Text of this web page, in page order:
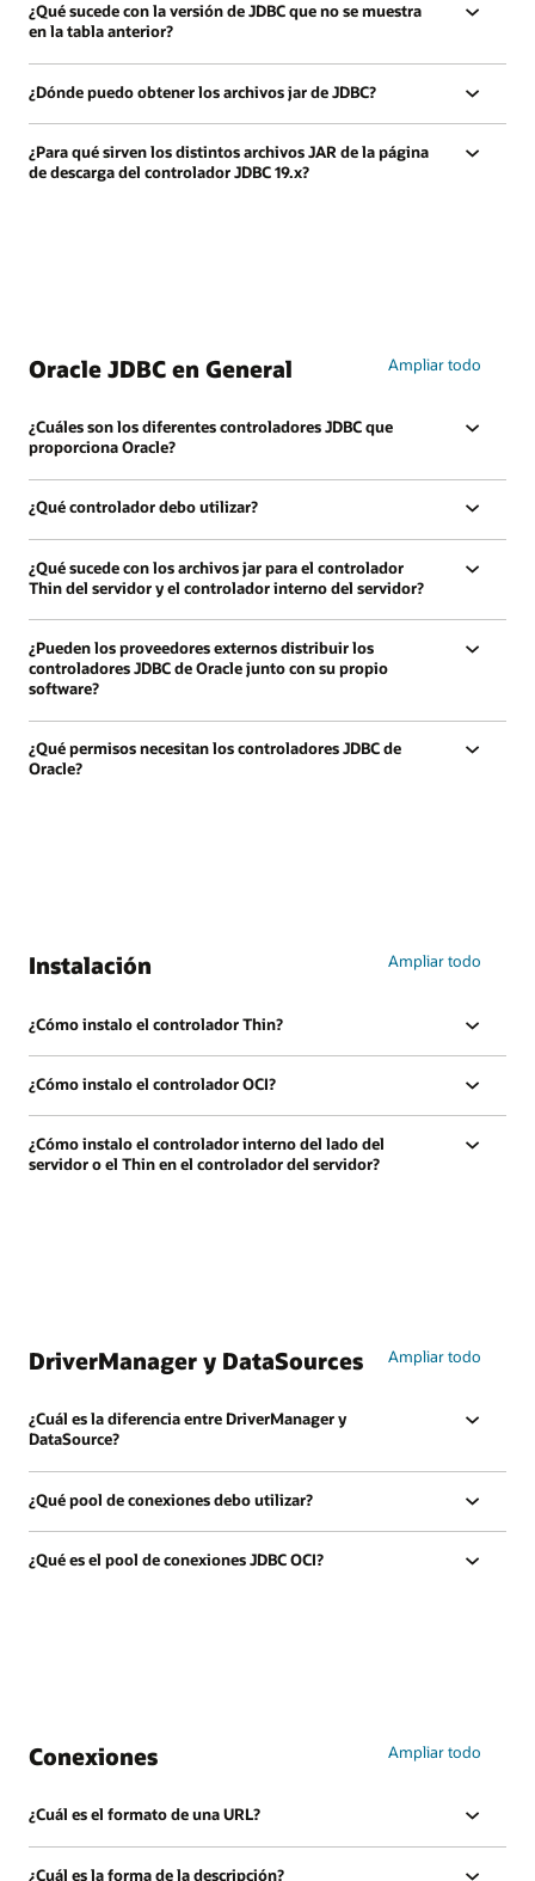
¿Qué sucede con la versión de JDBC que no se muestra
en la tabla anterior?
¿Dónde puedo obtener los archivos jar de JDBC?
¿Para qué sirven los distintos archivos JAR de la página
de descarga del controlador JDBC 19.x?
Oracle JDBC en General Ampliar todo
¿Cuáles son los diferentes controladores JDBC que
proporciona Oracle?
¿Qué controlador debo utilizar?
¿Qué sucede con los archivos jar para el controlador
Thin del servidor y el controlador interno del servidor?
¿Pueden los proveedores externos distribuir los
controladores JDBC de Oracle junto con su propio
software?
¿Qué permisos necesitan los controladores JDBC de
Oracle?
Instalación Ampliar todo
¿Cómo instalo el controlador Thin?
¿Cómo instalo el controlador OCI?
¿Cómo instalo el controlador interno del lado del
servidor o el Thin en el controlador del servidor?
DriverManager y DataSources Ampliar todo
¿Cuál es la diferencia entre DriverManager y
DataSource?
¿Qué pool de conexiones debo utilizar?
¿Qué es el pool de conexiones JDBC OCI?
Conexiones Ampliar todo
¿Cuál es el formato de una URL?
¿Cuál es la forma de la descripción?